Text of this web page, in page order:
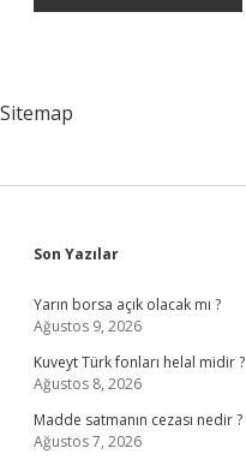
Sitemap
Sidebar
Son Yazılar
Yarın borsa açık olacak mı ?
Ağustos 9, 2026
Kuveyt Türk fonları helal midir ?
Ağustos 8, 2026
Madde satmanın cezası nedir ?
Ağustos 7, 2026